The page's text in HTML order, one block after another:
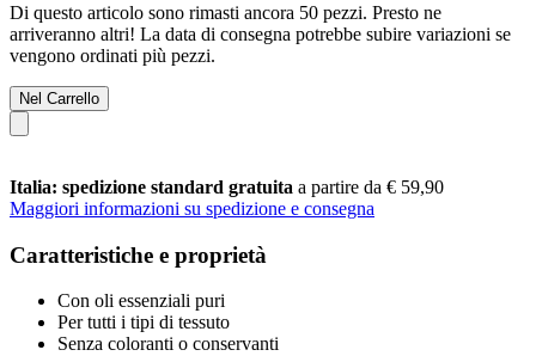
Di questo articolo sono rimasti ancora 50 pezzi. Presto ne
arriveranno altri! La data di consegna potrebbe subire variazioni se
vengono ordinati più pezzi.
Nel Carrello
Italia: spedizione standard gratuita a partire da € 59,90
Maggiori informazioni su spedizione e consegna
Caratteristiche e proprietà
Con oli essenziali puri
Per tutti i tipi di tessuto
Senza coloranti o conservanti